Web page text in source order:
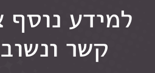
למידע נוסף
קשר